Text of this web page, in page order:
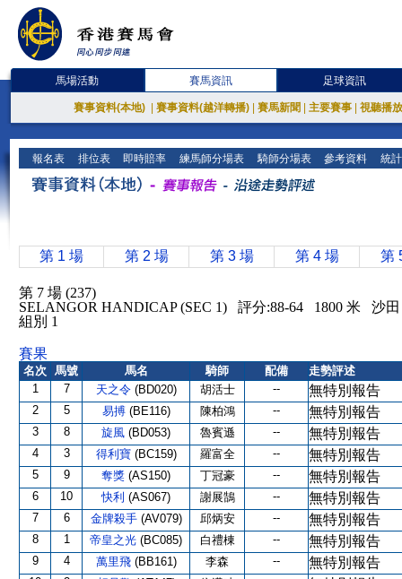
馬場活動 賽馬資訊 足球資訊
賽事資料(本地) 賽事資料(越洋轉播) 賽馬新聞 主要賽事 視聽播
報名表 排位表 即時賠率 練馬師分場表 騎師分場表 參考資料 統
第 1 場 第 2 場 第 3 場 第 4 場 第
第 7 場 (237)
SELANGOR HANDICAP (SEC 1) 評分:88-64 1800 米 沙
組別 1
賽果
名次 馬號 馬名 騎師 配備
走勢評述
1
7 天之令 (BD020) 胡活士 -- 無特別報告
2 5 易搏 (BE116) 陳柏鴻 -- 無特別報告
3 8 旋風 (BD053) 魯賓遜 -- 無特別報告
4 3 得利寶 (BC159) 羅富全 -- 無特別報告
5 9 奪獎 (AS150) 丁冠豪 -- 無特別報告
6 10 快利 (AS067) 謝展鵠 -- 無特別報告
7 6 金牌殺手 (AV079) 邱炳安 -- 無特別報告
8 1 帝皇之光 (BC085) 白禮棟 -- 無特別報告
9 4 萬里飛 (BB161) 李森 -- 無特別報告